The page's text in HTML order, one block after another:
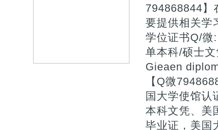
794868844】
要提供相关学
学位证书Q/微
单本科/硕士
Gieaen
【Q微
国大学使馆认
本科文凭、美
毕业证，美国